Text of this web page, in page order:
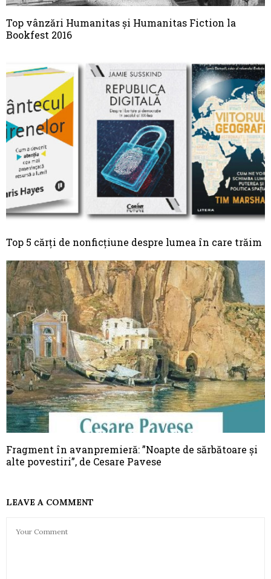
Top vânzări Humanitas și Humanitas Fiction la
Bookfest 2016
Top 5 cărți de nonficțiune despre lumea în care trăim
Fragment în avanpremieră: ”Noapte de sărbătoare şi
alte povestiri”, de Cesare Pavese
LEAVE A COMMENT